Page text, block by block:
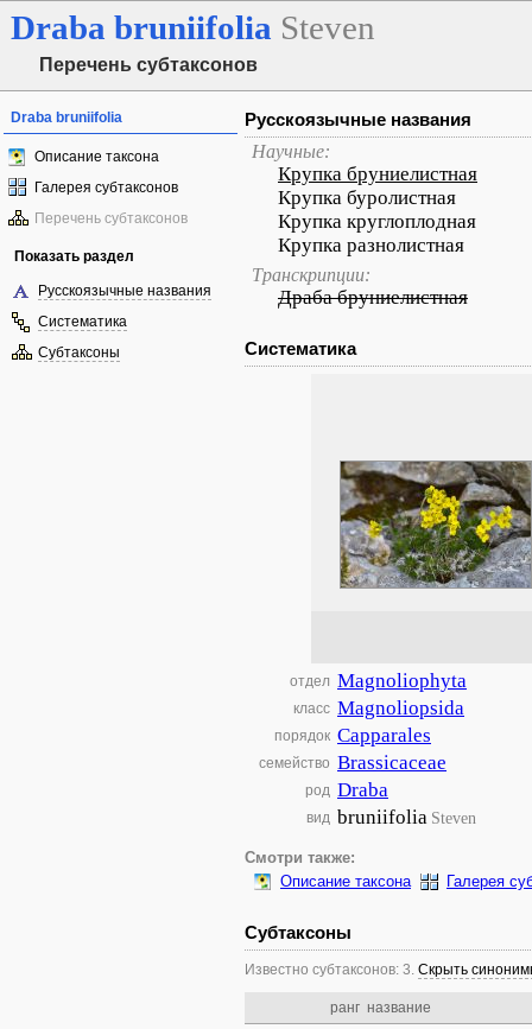
Draba bruniifolia Steven
Перечень субтаксонов
Draba bruniifolia
Описание таксона
Галерея субтаксонов
Перечень субтаксонов
Показать раздел
Русскоязычные названия
Систематика
Субтаксоны
Русскоязычные названия
Научные:
Крупка бруниелистная
Крупка буролистная
Крупка круглоплодная
Крупка разнолистная
Транскрипции:
Драба бруниелистная
Систематика
отдел Magnoliophyta
класс Magnoliopsida
порядок Capparales
семейство Brassicaceae
род Draba
вид bruniifolia Steven
Смотри также:
Описание таксона
Галерея
Субтаксоны
Известно субтаксонов: 3. Скрыть
ранг название